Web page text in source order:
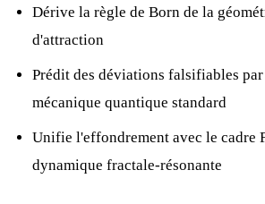
Dérive la règle de Born de la
d'attraction
Prédit des déviations falsifiables
mécanique quantique standard
Unifie l'effondrement avec le cadre
dynamique fractale-résonante